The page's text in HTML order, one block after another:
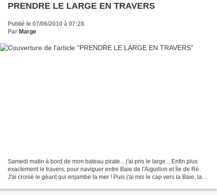
PRENDRE LE LARGE EN TRAVERS
Publié le 07/06/2010 à 07:28
Par Marge
Samedi matin à bord de mon bateau pirate... j'ai pris le large... Enfin plus
exactement le travers, pour naviguer entre Baie de l'Aiguillon et île de Ré.
J'ai croisé le géant qui enjambe la mer ! Puis j'ai mis le cap vers la Baie, la